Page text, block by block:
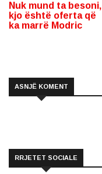
Nuk mund ta besoni,
kjo është oferta që
ka marrë Modric
ASNJË KOMENT
RRJETET SOCIALE